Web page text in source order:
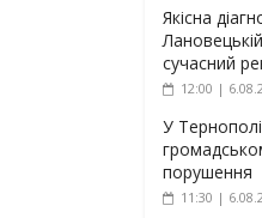
Якісна
сучасний
12:00 |
У
порушення
11:30 |